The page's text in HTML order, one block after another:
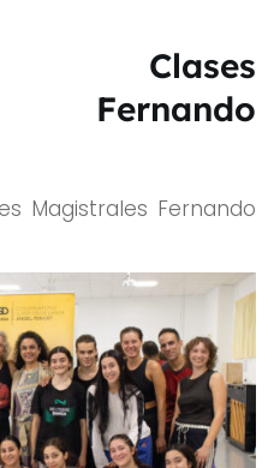
Clases
Fernando
Magistrales Fernando